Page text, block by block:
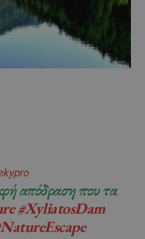
απόδραση που τα
#XyliatosDam